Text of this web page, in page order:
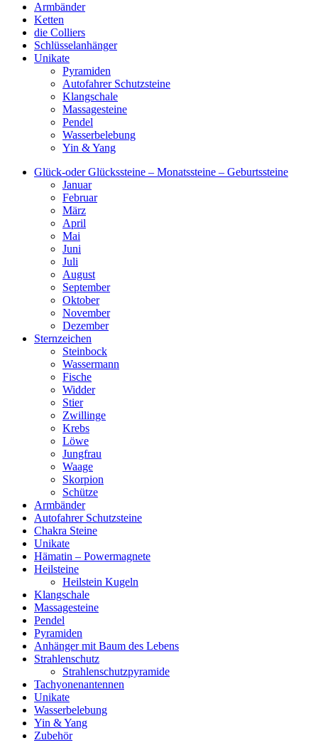
Armbänder
Ketten
die Colliers
Schlüsselanhänger
Unikate
Pyramiden
Autofahrer Schutzsteine
Klangschale
Massagesteine
Pendel
Wasserbelebung
Yin & Yang
Glück-oder Glückssteine – Monatssteine – Geburtssteine
Januar
Februar
März
April
Mai
Juni
Juli
August
September
Oktober
November
Dezember
Sternzeichen
Steinbock
Wassermann
Fische
Widder
Stier
Zwillinge
Krebs
Löwe
Jungfrau
Waage
Skorpion
Schütze
Armbänder
Autofahrer Schutzsteine
Chakra Steine
Unikate
Hämatin – Powermagnete
Heilsteine
Heilstein Kugeln
Klangschale
Massagesteine
Pendel
Pyramiden
Anhänger mit Baum des Lebens
Strahlenschutz
Strahlenschutzpyramide
Tachyonenantennen
Unikate
Wasserbelebung
Yin & Yang
Zubehör